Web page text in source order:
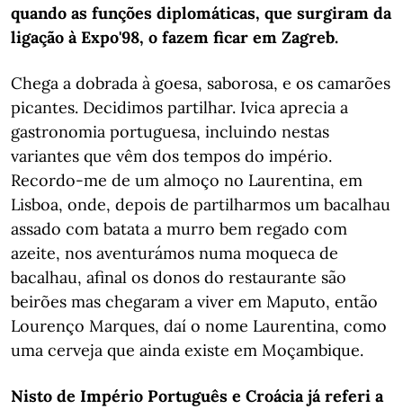
quando as funções diplomáticas, que surgiram da
ligação à Expo'98, o fazem ficar em Zagreb.
Chega a dobrada à goesa, saborosa, e os camarões
picantes. Decidimos partilhar. Ivica aprecia a
gastronomia portuguesa, incluindo nestas
variantes que vêm dos tempos do império.
Recordo-me de um almoço no Laurentina, em
Lisboa, onde, depois de partilharmos um bacalhau
assado com batata a murro bem regado com
azeite, nos aventurámos numa moqueca de
bacalhau, afinal os donos do restaurante são
beirões mas chegaram a viver em Maputo, então
Lourenço Marques, daí o nome Laurentina, como
uma cerveja que ainda existe em Moçambique.
Nisto de Império Português e Croácia já referi a